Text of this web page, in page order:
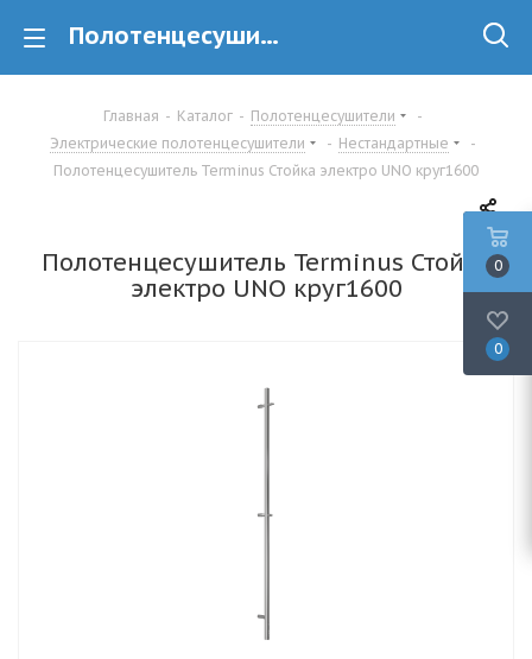
Полотенцесушитель Terminus Стойка электро UNO круг1600 купить в Минске
Главная - Каталог - Полотенцесушители
-
Электрические полотенцесушители
- Нестандартные
-
Полотенцесушитель Terminus Стойка электро UNO круг1600
Полотенцесушитель Terminus Стойка
электро UNO круг1600
0
0